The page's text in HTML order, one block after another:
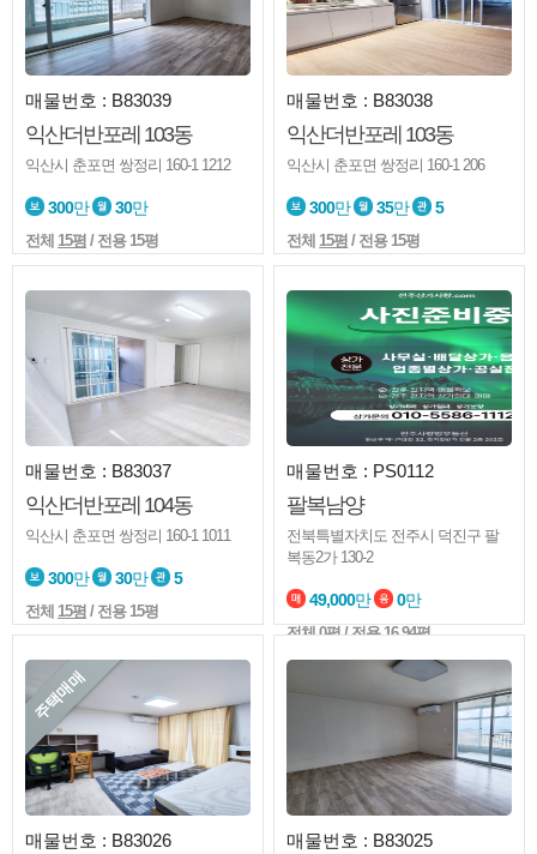
매물번호 : B83039
익산더반포레 103동
익산시 춘포면 쌍정리 160-1 1212
300만 30만
전체 15평 / 전용 15평
매물번호 : B83038
익산더반포레 103동
익산시 춘포면 쌍정리 160-1 206
300만 35만 5
전체 15평 / 전용 15평
매물번호 : B83037
익산더반포레 104동
익산시 춘포면 쌍정리 160-1 1011
300만 30만 5
전체 15평 / 전용 15평
매물번호 : PS0112
팔복남양
전북특별자치도 전주시 덕진구 팔
복동2가 130-2
49,000만 0만
전체0평/ 전용 16.94평
주택매매
매물번호 : B83026 매물번호 : B83025